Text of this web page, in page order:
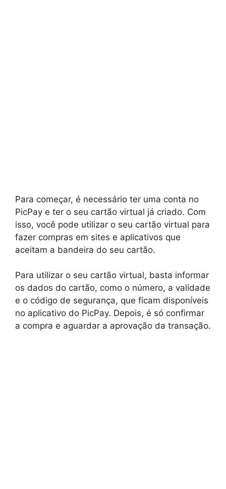
Para começar, é necessário ter uma conta no
PicPay e ter o seu cartão virtual já criado. Com
isso, você pode utilizar o seu cartão virtual para
fazer compras em sites e aplicativos que
aceitam a bandeira do seu cartão.
Para utilizar o seu cartão virtual, basta informar
os dados do cartão, como o número, a validade
e o código de segurança, que ficam disponíveis
no aplicativo do PicPay. Depois, é só confirmar
a compra e aguardar a aprovação da transação.